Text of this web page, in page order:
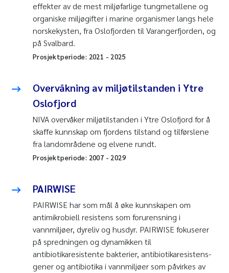
effekter av de mest miljøfarlige tungmetallene og
organiske miljøgifter i marine organismer langs hele
norskekysten, fra Oslofjorden til Varangerfjorden, og
på Svalbard.
Prosjektperiode: 2021 - 2025
Overvåkning av miljøtilstanden i Ytre
Oslofjord
NIVA overvåker miljøtilstanden i Ytre Oslofjord for å
skaffe kunnskap om fjordens tilstand og tilførslene
fra landområdene og elvene rundt.
Prosjektperiode: 2007 - 2029
PAIRWISE
PAIRWISE har som mål å øke kunnskapen om
antimikrobiell resistens som forurensning i
vannmiljøer, dyreliv og husdyr. PAIRWISE fokuserer
på spredningen og dynamikken til
antibiotikaresistente bakterier, antibiotikaresistens-
gener og antibiotika i vannmiljøer som påvirkes av